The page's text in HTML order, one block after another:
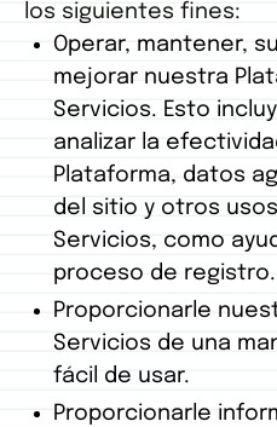
los siguientes fines:
Operar, mantener,
mejorar nuestra
Servicios. Esto
analizar la
Plataforma, datos
del sitio y otros
Servicios, como
proceso de registro.
Proporcionarle
Servicios de una
fácil de usar.
Proporcionarle